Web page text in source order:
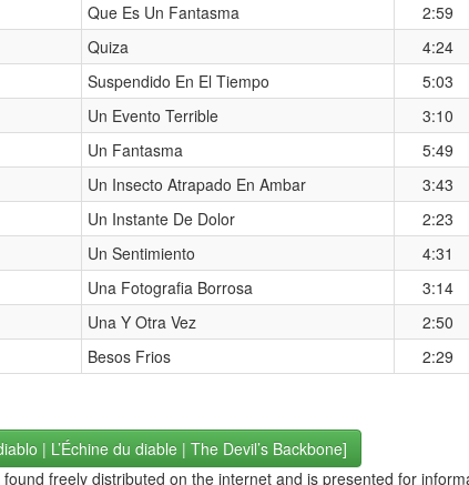
Que Es Un Fantasma 2:59
Quiza 4:24
Suspendido En El Tiempo 5:03
Un Evento Terrible 3:10
Un Fantasma 5:49
Un Insecto Atrapado En Ambar 3:43
Un Instante De Dolor 2:23
Un Sentimiento 4:31
Una Fotografia Borrosa 3:14
Una Y Otra Vez 2:50
Besos Frios 2:29
| L’Échine du diable | The Devil’s Backbone]
freely distributed on the internet and is presented for